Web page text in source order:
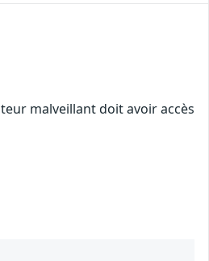
malveillant doit avoir accès